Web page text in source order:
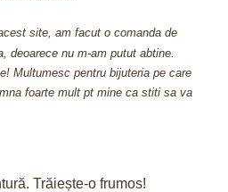
cu cruciulita si arata bestial! Nici
cu incredere magazinul
Trăiește-o frumos!